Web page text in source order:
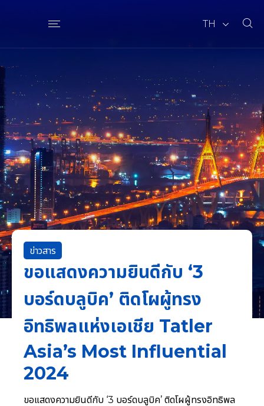
TH
ข่าวสาร
ขอแสดงความยินดีกับ ‘3
บอร์ดบลูบิค’ ติดโผผู้ทรง
อิทธิพลแห่งเอเชีย Tatler
Asia’s Most Influential
2024
ขอแสดงความยินดีกับ ‘3 บอร์ดบลูบิค’ ติดโผผู้ทรงอิทธิพล